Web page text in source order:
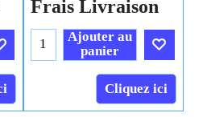
€0.50 T.T.C.
Frais Livraison
Ajouter au
panier